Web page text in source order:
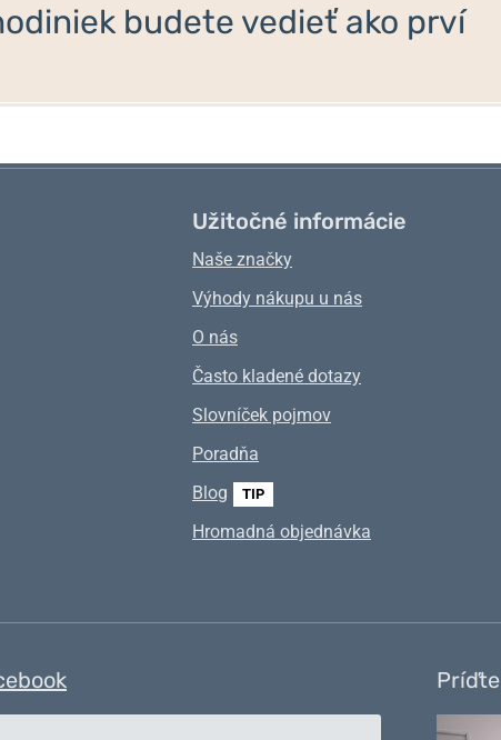
budete vedieť ako prví
Užitočné informácie
Naše značky
Výhody nákupu u nás
O nás
Často kladené dotazy
Slovníček pojmov
Poradňa
Blog
TIP
Hromadná objednávka